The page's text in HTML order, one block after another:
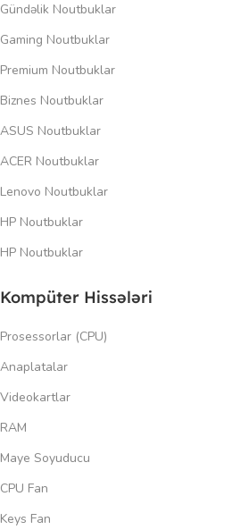
Gündəlik Noutbuklar
Gaming Noutbuklar
Premium Noutbuklar
Biznes Noutbuklar
ASUS Noutbuklar
ACER Noutbuklar
Lenovo Noutbuklar
HP Noutbuklar
HP Noutbuklar
Kompüter Hissələri
Prosessorlar (CPU)
Anaplatalar
Videokartlar
RAM
Maye Soyuducu
CPU Fan
Keys Fan